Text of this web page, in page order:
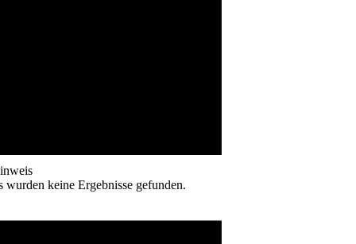
wurden keine Ergebnisse gefunden.